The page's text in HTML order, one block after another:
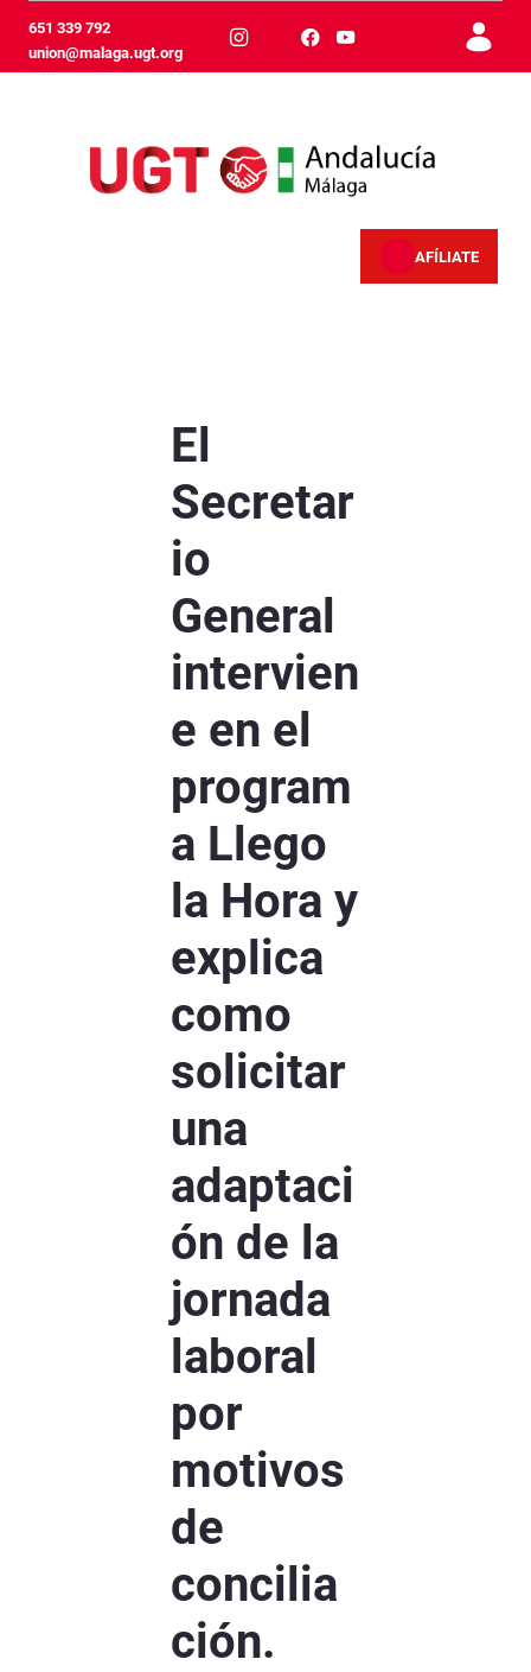
跳转到主内容
651 339 792
union@malaga.ugt.org
AFÍLIATE
El
Secretar
io
General
intervien
e en el
program
a Llego
la Hora y
explica
como
solicitar
una
adaptaci
ón de la
jornada
laboral
por
motivos
de
concilia
ción.